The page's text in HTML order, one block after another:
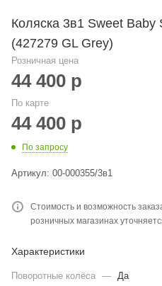
Коляска 3в1 Sweet Baby
(427279 GL Grey)
Розничная цена
44 400 р
По карте
44 400 р
По запросу
Артикул: 00-000355/3в1
Стоимость и возможность
розничных магазинах
Характеристики
Поворотные колёса —
Да